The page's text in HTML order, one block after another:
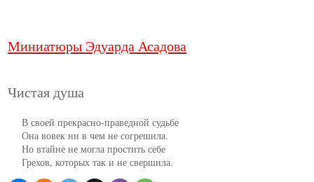
Миниатюры Эдуарда Асадова
Чистая душа
     В своей прекрасно-праведной судьбе
     Она вовек ни в чем не согрешила.
     Но втайне не могла простить себе
     Грехов, которых так и не свершила.